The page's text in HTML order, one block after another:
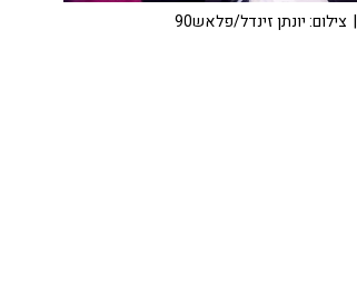
| צילום: יונתן זינדל/פלאש90